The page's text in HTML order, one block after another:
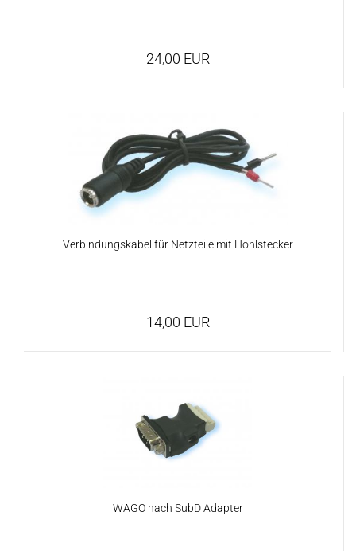
24,00 EUR
Verbindungskabel für Netzteile mit Hohlstecker
14,00 EUR
WAGO nach SubD Adapter